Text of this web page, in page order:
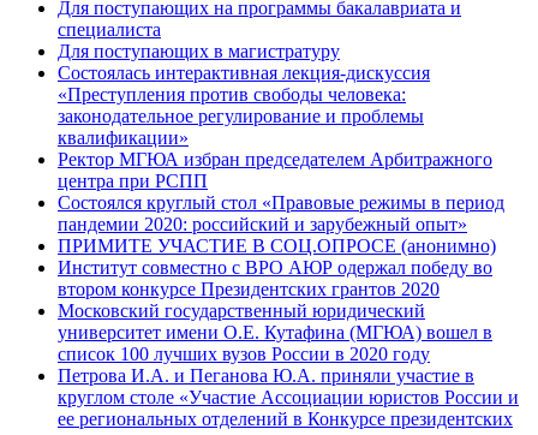
Для поступающих на программы бакалавриата и
специалиста
Для поступающих в магистратуру
Состоялась интерактивная лекция-дискуссия
«Преступления против свободы человека:
законодательное регулирование и проблемы
квалификации»
Ректор МГЮА избран председателем Арбитражного
центра при РСПП
Состоялся круглый стол «Правовые режимы в период
пандемии 2020: российский и зарубежный опыт»
ПРИМИТЕ УЧАСТИЕ В СОЦ.ОПРОСЕ (анонимно)
Институт совместно с ВРО АЮР одержал победу во
втором конкурсе Президентских грантов 2020
Московский государственный юридический
университет имени О.Е. Кутафина (МГЮА) вошел в
список 100 лучших вузов России в 2020 году
Петрова И.А. и Пеганова Ю.А. приняли участие в
круглом столе «Участие Ассоциации юристов России и
ее региональных отделений в Конкурсе президентских